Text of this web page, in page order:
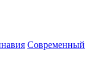
Современный